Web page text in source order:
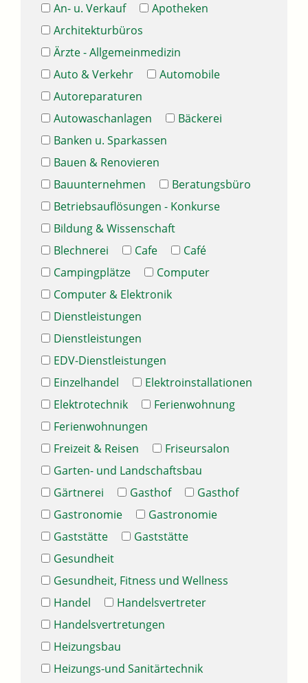
An- u. Verkauf
Apotheken
Architekturbüros
Ärzte - Allgemeinmedizin
Auto & Verkehr
Automobile
Autoreparaturen
Autowaschanlagen
Bäckerei
Banken u. Sparkassen
Bauen & Renovieren
Bauunternehmen
Beratungsbüro
Betriebsauflösungen - Konkurse
Bildung & Wissenschaft
Blechnerei
Cafe
Café
Campingplätze
Computer
Computer & Elektronik
Dienstleistungen
Dienstleistungen
EDV-Dienstleistungen
Einzelhandel
Elektroinstallationen
Elektrotechnik
Ferienwohnung
Ferienwohnungen
Freizeit & Reisen
Friseursalon
Garten- und Landschaftsbau
Gärtnerei
Gasthof
Gasthof
Gastronomie
Gastronomie
Gaststätte
Gaststätte
Gesundheit
Gesundheit, Fitness und Wellness
Handel
Handelsvertreter
Handelsvertretungen
Heizungsbau
Heizungs-und Sanitärtechnik